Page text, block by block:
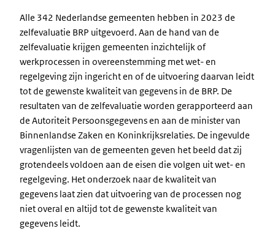
Alle 342 Nederlandse gemeenten hebben in 2023 de
zelfevaluatie BRP uitgevoerd. Aan de hand van de
zelfevaluatie krijgen gemeenten inzichtelijk of
werkprocessen in overeenstemming met wet- en
regelgeving zijn ingericht en of de uitvoering daarvan leidt
tot de gewenste kwaliteit van gegevens in de BRP. De
resultaten van de zelfevaluatie worden gerapporteerd aan
de Autoriteit Persoonsgegevens en aan de minister van
Binnenlandse Zaken en Koninkrijksrelaties. De ingevulde
vragenlijsten van de gemeenten geven het beeld dat zij
grotendeels voldoen aan de eisen die volgen uit wet- en
regelgeving. Het onderzoek naar de kwaliteit van
gegevens laat zien dat uitvoering van de processen nog
niet overal en altijd tot de gewenste kwaliteit van
gegevens leidt.